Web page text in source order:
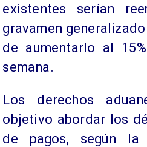
existentes serían
gravamen
de aumentarlo al
semana.
Los derechos
objetivo abordar los
de pagos, según la